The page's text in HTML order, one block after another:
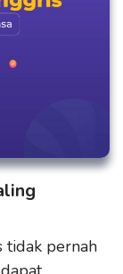
tidak pernah